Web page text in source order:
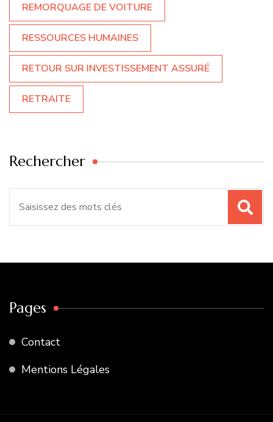
REMORQUAGE DE VOITURE
RESSOURCES HUMAINES
RETOUR SUR INVESTISSEMENT ASSURÉ
RETRAITE
Rechercher
Pages
Contact
Mentions Légales